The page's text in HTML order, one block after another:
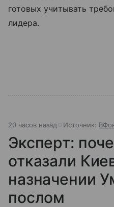
готовых учитывать
лидера.
20 часов назад Источник:
Эксперт:
отказали
назначении
послом